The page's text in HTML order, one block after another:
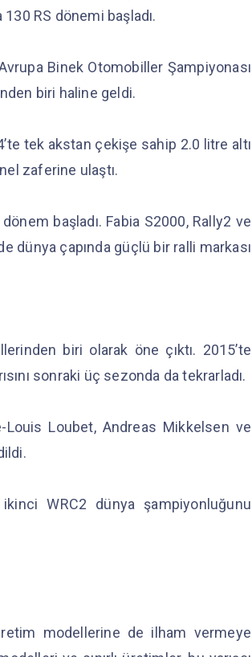
RS dönemi başladı.
Binek Otomobiller Şampiyonası
biri haline geldi.
tek akstan çekişe sahip 2.0 litre altı
zaferine ulaştı.
başladı. Fabia S2000, Rally2 ve
dünya çapında güçlü bir ralli markası
biri olarak öne çıktı. 2015’te
sonraki üç sezonda da tekrarladı.
Louis Loubet, Andreas Mikkelsen ve
WRC2 dünya şampiyonluğunu
modellerine de ilham vermeye